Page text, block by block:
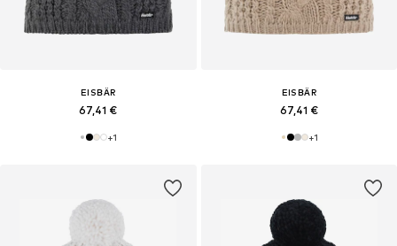
EISBÄR
67,41 €
+1
EISBÄR
67,41 €
+1